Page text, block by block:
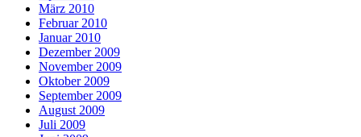
März 2010
Februar 2010
Januar 2010
Dezember 2009
November 2009
Oktober 2009
September 2009
August 2009
Juli 2009